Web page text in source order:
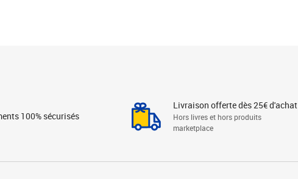
100% sécurisés
Livraison offerte dès 25€ d'achat
Hors livres et hors produits
marketplace